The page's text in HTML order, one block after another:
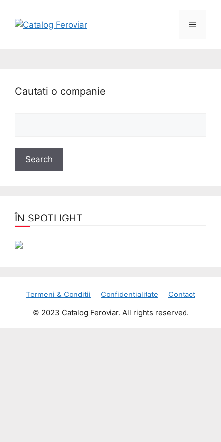
Cautati o companie
ÎN SPOTLIGHT
Termeni & Conditii Confidentialitate
Contact
© 2023 Catalog Feroviar. All rights reserved.